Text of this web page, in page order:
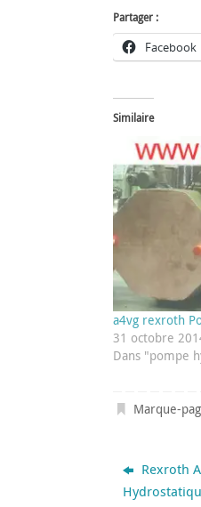
Partager :
Facebook
Similaire
a4vg rexroth
31 octobre
Dans "pompe
Marque-
Rexroth